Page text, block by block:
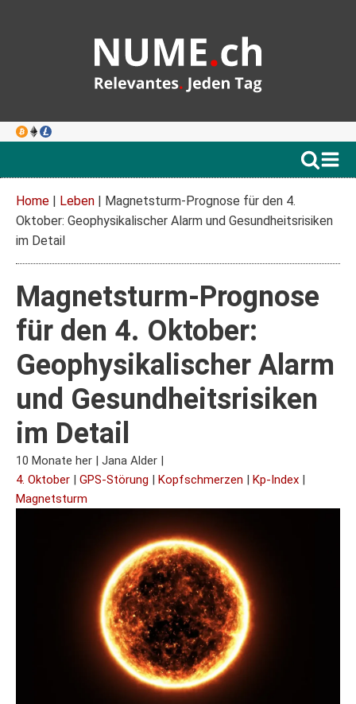
Home | Leben | Magnetsturm-Prognose für den 4.
Oktober: Geophysikalischer Alarm und Gesundheitsrisiken
im Detail
Magnetsturm-Prognose
für den 4. Oktober:
Geophysikalischer Alarm
und Gesundheitsrisiken
im Detail
10 Monate her | Jana Alder |
4. Oktober | GPS-Störung | Kopfschmerzen | Kp-Index |
Magnetsturm